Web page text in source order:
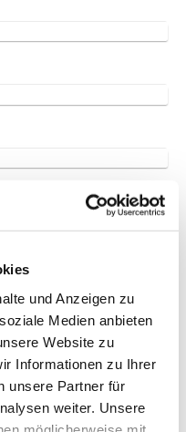
und Anzeigen zu
Medien anbieten
Website zu
Informationen zu Ihrer
unsere Partner für
weiter. Unsere